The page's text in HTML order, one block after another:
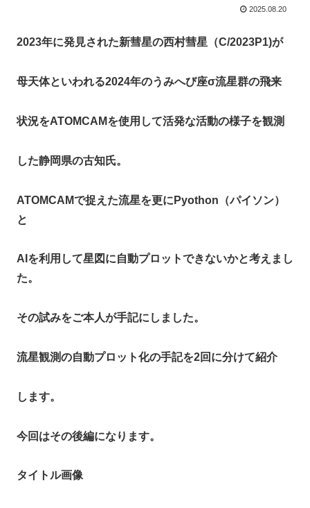
2025.08.20
2023年に発見された新彗星の西村彗星（C/2023P1)が
母天体といわれる2024年のうみへび座σ流星群の飛来
状況をATOMCAMを使用して活発な活動の様子を観測
した静岡県の古知氏。
ATOMCAMで捉えた流星を更にPyothon（パイソン）
と
AIを利用して星図に自動プロットできないかと考えまし
た。
その試みをご本人が手記にしました。
流星観測の自動プロット化の手記を2回に分けて紹介
します。
今回はその後編になります。
タイトル画像